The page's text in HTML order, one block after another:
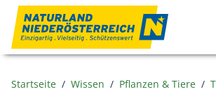
Zum Inhalt
Startseite Wissen Pflanzen & Tiere